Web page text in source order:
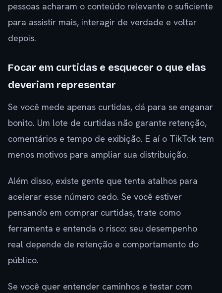
pessoas acharam o conteúdo relevante o suficiente
para assistir mais, interagir de verdade e voltar
depois.
Focar em curtidas e esquecer o que elas
deveriam representar
Se você mede apenas curtidas, dá para se enganar
bonito. Um lote de curtidas não garante retenção,
comentários e tempo de exibição. E aí o TikTok tem
menos motivos para ampliar sua distribuição.
Além disso, existe gente que tenta atalhos para
acelerar esse número cedo. Se você estiver
pensando em comprar curtidas, trate como
ferramenta e entenda o risco: seu desempenho
real depende de retenção e comportamento do
público.
Se você quer entender caminhos e testar com